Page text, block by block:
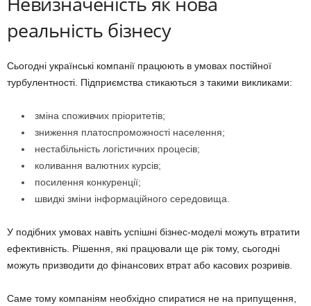
реальність бізнесу
Сьогодні українські компанії працюють в умовах постійної
турбулентності. Підприємства стикаються з такими викликами:
зміна споживчих пріоритетів;
зниження платоспроможності населення;
нестабільність логістичних процесів;
коливання валютних курсів;
посилення конкуренції;
швидкі зміни інформаційного середовища.
У подібних умовах навіть успішні бізнес-моделі можуть втратити
ефективність. Рішення, які працювали ще рік тому, сьогодні
можуть призводити до фінансових втрат або касових розривів.
Саме тому компаніям необхідно спиратися не на припущення,